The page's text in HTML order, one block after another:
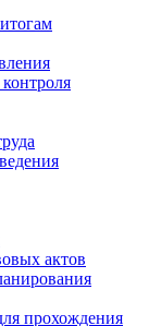
актов
прохождения